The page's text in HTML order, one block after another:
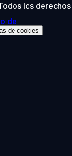
los derechos
de
de cookies